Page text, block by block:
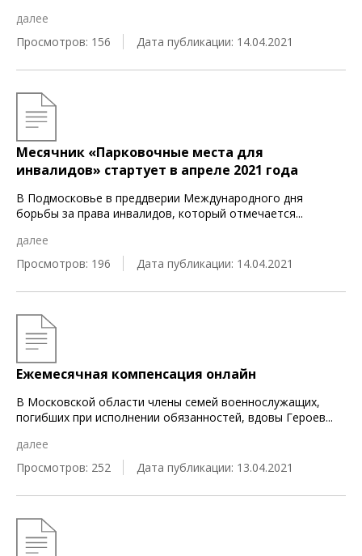
далее
Просмотров: 156
Дата публикации: 14.04.2021
Месячник «Парковочные места для
инвалидов» стартует в апреле 2021 года
В Подмосковье в преддверии Международного дня
борьбы за права инвалидов, который отмечается...
далее
Просмотров: 196
Дата публикации: 14.04.2021
Ежемесячная компенсация онлайн
В Московской области члены семей военнослужащих,
погибших при исполнении обязанностей, вдовы Героев...
далее
Просмотров: 252
Дата публикации: 13.04.2021